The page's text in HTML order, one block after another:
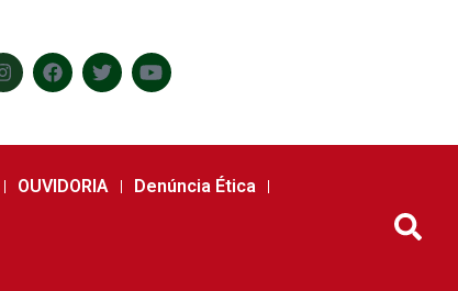
OUVIDORIA Denúncia Ética